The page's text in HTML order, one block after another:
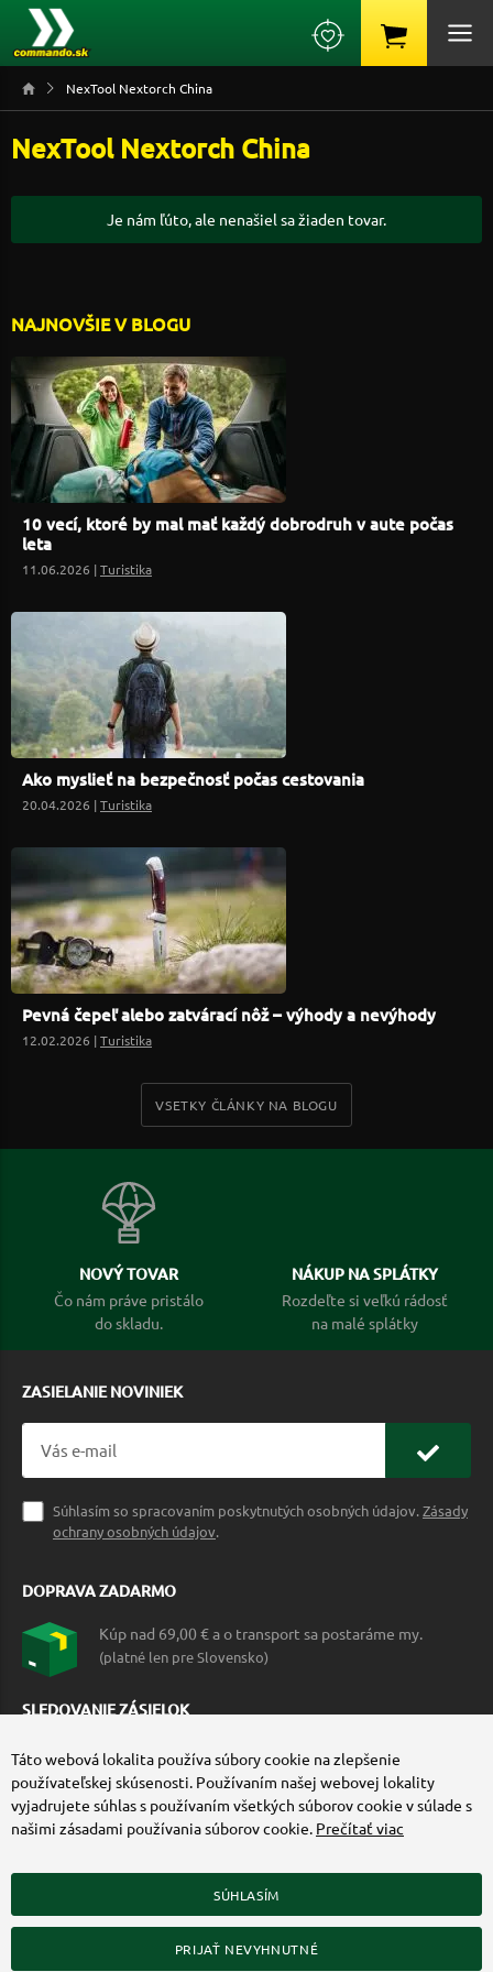
NexTool Nextorch China
NexTool Nextorch China
Je nám ľúto, ale nenašiel sa žiaden tovar.
NAJNOVŠIE V BLOGU
10 vecí, ktoré by mal mať každý dobrodruh v aute počas
leta
11.06.2026 |Turistika
Ako myslieť na bezpečnosť počas cestovania
20.04.2026 |Turistika
Pevná čepeľ alebo zatvárací nôž – výhody a nevýhody
12.02.2026 |Turistika
VSETKY ČLÁNKY NA BLOGU
NOVÝ TOVAR
Čo nám práve pristálo
do skladu.
NÁKUP NA SPLÁTKY
Rozdeľte si veľkú rádosť
na malé splátky
ZASIELANIE NOVINIEK
Súhlasím so spracovaním poskytnutých osobných údajov.Zásady
ochrany osobných údajov.
DOPRAVA ZADARMO
Kúp nad 69,00 € a o transport sa postaráme my.
(platné len pre Slovensko)
SLEDOVANIE ZÁSIELOK
ZÍSKAJTE VIAC O COMMANDO.SK
Táto webová lokalita používa súbory cookie na zlepšenie
používateľskej skúsenosti. Používaním našej webovej lokality
vyjadrujete súhlas s používaním všetkých súborov cookie v súlade s
našimi zásadami používania súborov cookie. Prečítať viac
SÚHLASÍM
PRIJAŤ NEVYHNUTNÉ